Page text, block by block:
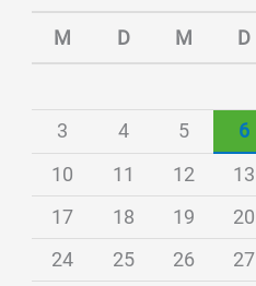
M D M D
3
4 5 6
10
11 12 13
17
18 19 20
24
25 26 27